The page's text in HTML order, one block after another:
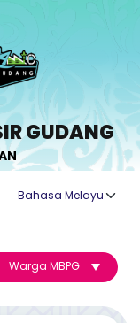
GUDANG
Select your
Warga MBPG